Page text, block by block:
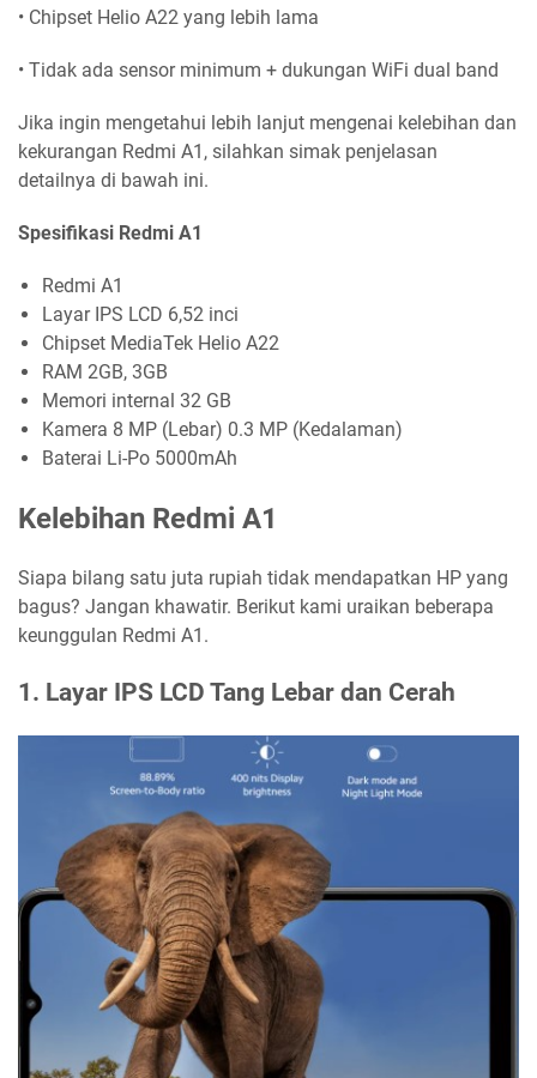
• Chipset Helio A22 yang lebih lama
• Tidak ada sensor minimum + dukungan WiFi dual band
Jika ingin mengetahui lebih lanjut mengenai kelebihan dan
kekurangan Redmi A1, silahkan simak penjelasan
detailnya di bawah ini.
Spesifikasi Redmi A1
Redmi A1
Layar IPS LCD 6,52 inci
Chipset MediaTek Helio A22
RAM 2GB, 3GB
Memori internal 32 GB
Kamera 8 MP (Lebar) 0.3 MP (Kedalaman)
Baterai Li-Po 5000mAh
Kelebihan Redmi A1
Siapa bilang satu juta rupiah tidak mendapatkan HP yang
bagus? Jangan khawatir. Berikut kami uraikan beberapa
keunggulan Redmi A1.
1. Layar IPS LCD Tang Lebar dan Cerah